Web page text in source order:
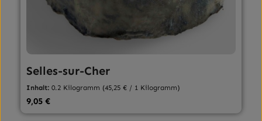
Selles-sur-Cher
Inhalt:0.2 Kilogramm (45,25 € / 1 Kilogramm)
Regulärer Preis:
9,05 €